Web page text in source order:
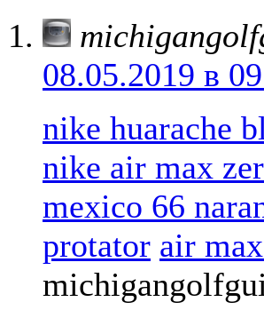
08.05.2019 в
nike huarache
nike air max
mexico 66
protator air